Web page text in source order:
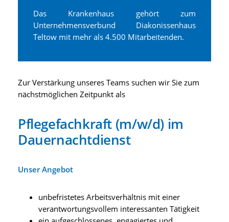
Das Krankenhaus gehört zum
Unternehmensverbund Diakonissenhaus
Teltow mit mehr als 4.500 Mitarbeitenden.
Zur Verstärkung unseres Teams suchen wir Sie zum
nächstmöglichen Zeitpunkt als
Pflegefachkraft (m/w/d) im
Dauernachtdienst
Unser Angebot
unbefristetes Arbeitsverhältnis mit einer
verantwortungsvollem interessanten Tätigkeit